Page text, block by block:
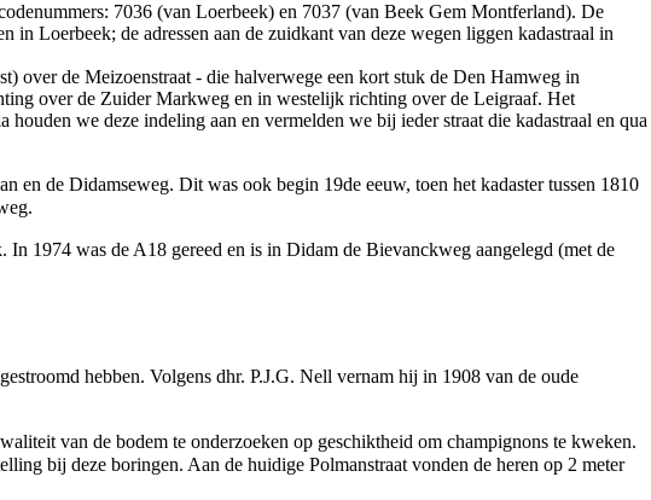
7036 (van Loerbeek) en 7037 (van Beek Gem Montferland). De
in Loerbeek; de adressen aan de zuidkant van deze wegen liggen kadastraal in
over de Meizoenstraat - die halverwege een kort stuk de Den Hamweg in
over de Zuider Markweg en in westelijk richting over de Leigraaf. Het
houden we deze indeling aan en vermelden we bij ieder straat die kadastraal en qua
en de Didamseweg. Dit was ook begin 19de eeuw, toen het kadaster tussen 1810
.
In 1974 was de A18 gereed en is in Didam de Bievanckweg aangelegd (met de
hebben. Volgens dhr. P.J.G. Nell vernam hij in 1908 van de oude
van de bodem te onderzoeken op geschiktheid om champignons te kweken.
bij deze boringen. Aan de huidige Polmanstraat vonden de heren op 2 meter